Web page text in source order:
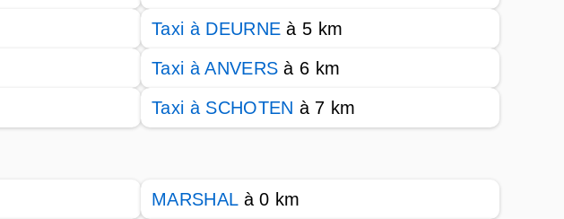
Taxi à DEURNE à 5 km
Taxi à ANVERS à 6 km
Taxi à SCHOTEN à 7 km
MARSHALà 0 km